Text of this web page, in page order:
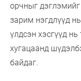
орчныг
зарим нэгдлүүд
үлдсэн хэсгүүд
хугацаанд
байдаг.